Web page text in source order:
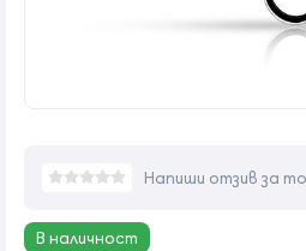
Напиши отзив за
В наличност